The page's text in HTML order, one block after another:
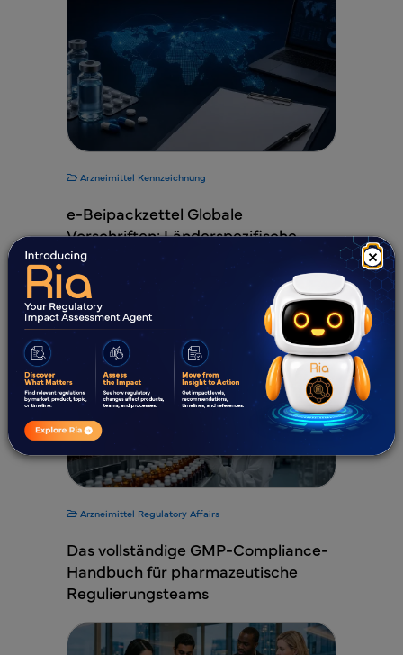
×
Arzneimittel Kennzeichnung
e-Beipackzettel Globale
Vorschriften: Länderspezifische
Anforderungen und
Implementierungsstrategie
Arzneimittel Regulatory Affairs
Das vollständige GMP-Compliance-
Handbuch für pharmazeutische
Regulierungsteams